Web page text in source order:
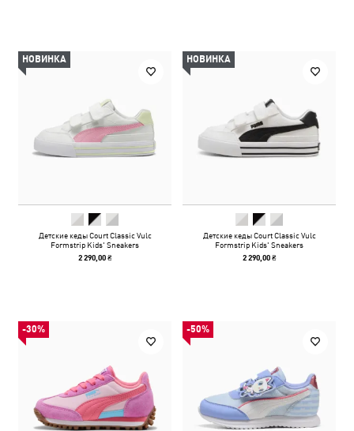
НОВИНКА
Детские кеды Court Classic Vulc
Formstrip Kids' Sneakers
2 290,00 ₴
НОВИНКА
Детские кеды Court Classic Vulc
Formstrip Kids' Sneakers
2 290,00 ₴
-30% -50%